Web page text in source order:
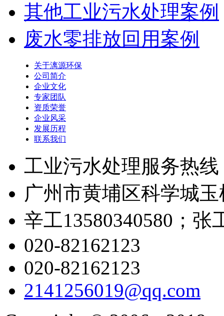
其他工业污水处理案例
废水零排放回用案例
关于漓源环保
公司简介
企业文化
专家团队
资质荣誉
企业风采
发展历程
联系我们
工业污水处理服务热线
广州市黄埔区科学城
辛工13580340580；张
020-82162123
020-82162123
2141256019@qq.com